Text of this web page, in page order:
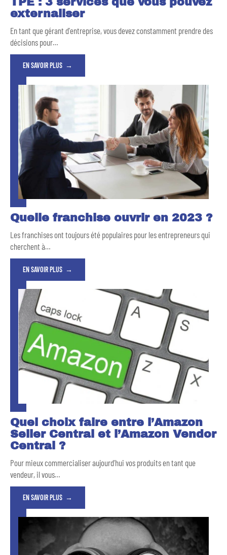
externaliser
En tant que gérant d'entreprise, vous devez constamment prendre des
décisions pour…
EN SAVOIR PLUS
Quelle franchise ouvrir en 2023 ?
Les franchises ont toujours été populaires pour les entrepreneurs qui
cherchent à…
EN SAVOIR PLUS
Quel choix faire entre l’Amazon
Seller Central et l’Amazon Vendor
Central ?
Pour mieux commercialiser aujourd’hui vos produits en tant que
vendeur, il vous…
EN SAVOIR PLUS